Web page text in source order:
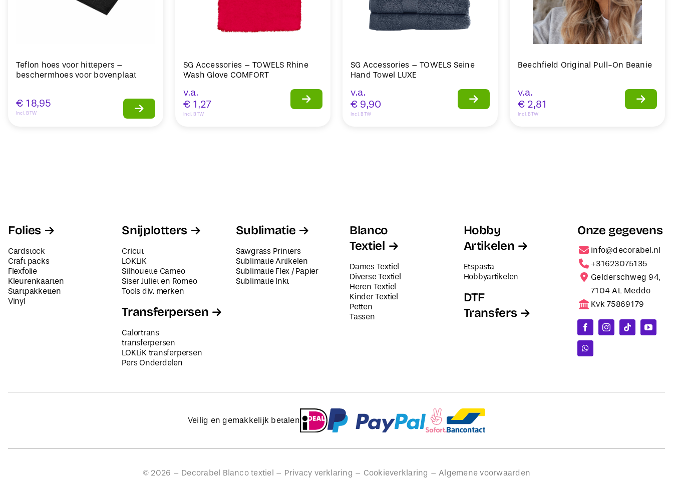
Teflon hoes voor hittepers –
beschermhoes voor bovenplaat
€ 18,95
Incl. BTW
SG Accessories – TOWELS Rhine
Wash Glove COMFORT
v.a.
€ 1,27
Incl. BTW
SG Accessories – TOWELS Seine
Hand Towel LUXE
v.a.
€ 9,90
Incl. BTW
Beechfield Original Pull-On Beanie
v.a.
€ 2,81
Incl. BTW
Folies
Cardstock
Craft packs
Flexfolie
Kleurenkaarten
Startpakketten
Vinyl
Snijplotters
Cricut
LOKLiK
Silhouette Cameo
Siser Juliet en Romeo
Tools div. merken
Transferpersen
Calortrans
transferpersen
LOKLiK transferpersen
Pers Onderdelen
Sublimatie
Sawgrass Printers
Sublimatie Artikelen
Sublimatie Flex / Papier
Sublimatie Inkt
Blanco
Textiel
Dames Textiel
Diverse Textiel
Heren Textiel
Kinder Textiel
Petten
Tassen
Hobby
Artikelen
Etspasta
Hobbyartikelen
DTF
Transfers
Onze gegevens
info@decorabel.nl
+31623075135
Gelderschweg 94,
7104 AL Meddo
Kvk 75869179
Veilig en gemakkelijk betalen
© 2026 – Decorabel Blanco textiel – Privacy verklaring – Cookieverklaring –Algemene voorwaarden